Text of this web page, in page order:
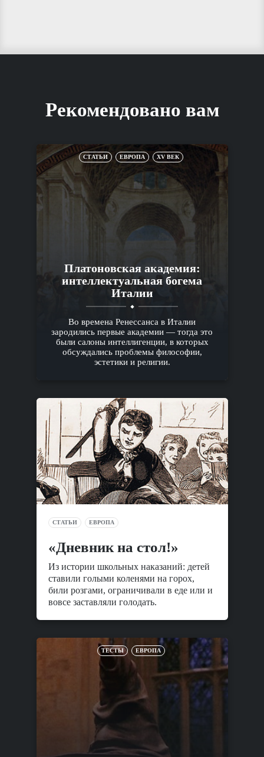
Рекомендовано вам
СТАТЬИ ЕВРОПА XV ВЕК
Платоновская академия:
интеллектуальная богема
Италии
Во времена Ренессанса в Италии
зародились первые академии — тогда это
были салоны интеллигенции, в которых
обсуждались проблемы философии,
эстетики и религии.
СТАТЬИ ЕВРОПА
«Дневник на стол!»
Из истории школьных наказаний: детей
ставили голыми коленями на горох,
били розгами, ограничивали в еде или и
вовсе заставляли голодать.
ТЕСТЫ ЕВРОПА